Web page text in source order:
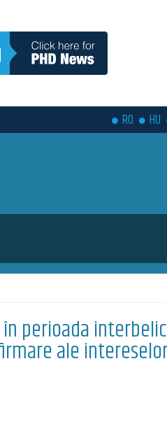
RO HU
soon
perioada
ale